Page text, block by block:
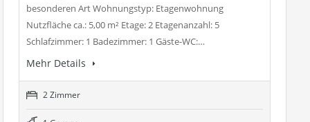
besonderen Art Wohnungstyp: Etagenwohnung
Nutzfläche ca.: 5,00 m² Etage: 2 Etagenanzahl: 5
Schlafzimmer: 1 Badezimmer: 1 Gäste-WC:…
Mehr Details
2 Zimmer